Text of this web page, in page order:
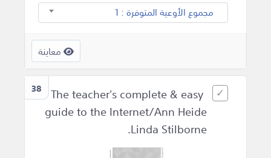
مجموع الأوعية المتوفرة : 1
معاينة
38
The teacher's complete & easy
guide to the Internet/Ann Heide
Linda Stilborne.